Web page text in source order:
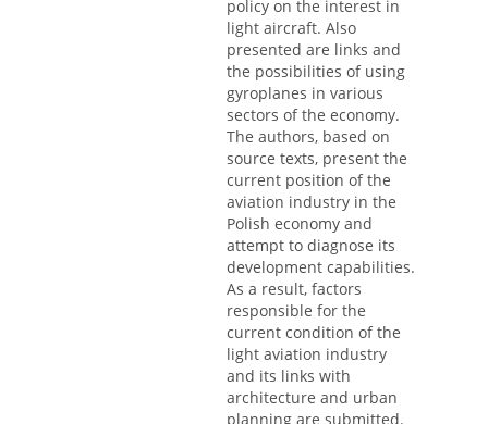
policy on the interest in
light aircraft. Also
presented are links and
the possibilities of using
gyroplanes in various
sectors of the economy.
The authors, based on
source texts, present the
current position of the
aviation industry in the
Polish economy and
attempt to diagnose its
development capabilities.
As a result, factors
responsible for the
current condition of the
light aviation industry
and its links with
architecture and urban
planning are submitted.